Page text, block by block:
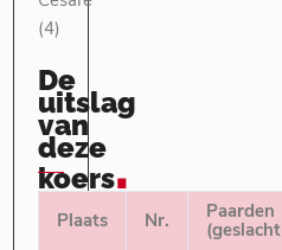
(4)
De
uitslag
van
deze
koers.
Plaats Nr.
Paarden